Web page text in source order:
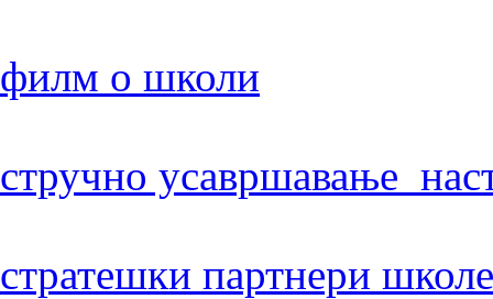
филм о школи
стручно усавршавање
стратешки партнери школе